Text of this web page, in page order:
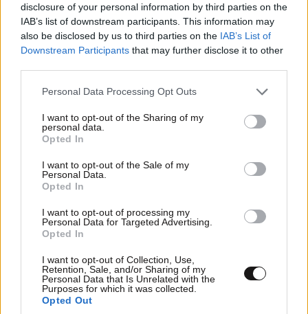
disclosure of your personal information by third parties on the
IAB’s list of downstream participants. This information may
also be disclosed by us to third parties on the IAB’s List of
Downstream Participants that may further disclose it to other
Please note that this website/app uses one or more Google
not limited to your visit or usage behaviour. You may click to
grant or deny consent to Google and its third-party tags to
use your data for below specified purposes in below Google
consent section.
Personal Data Processing Opt Outs
I want to opt-out of the Sharing of my
personal data.
Opted In
I want to opt-out of the Sale of my
Personal Data.
Opted In
I want to opt-out of processing my
Personal Data for Targeted Advertising.
Opted In
I want to opt-out of Collection, Use,
Retention, Sale, and/or Sharing of my
Personal Data that Is Unrelated with the
Purposes for which it was collected.
Opted Out
ΚΟΣΜΟΣ08·08·2026 04:58
Στα ίχνη της «Αράχνης» του Άσαντ: Ο
άνθρωπος των βασανιστηρίων της Συρίας
εντοπίστηκε στη Ρωσία